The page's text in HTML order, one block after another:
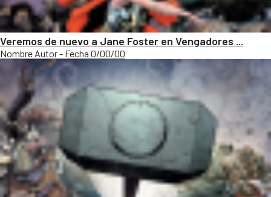
Veremos de nuevo a Jane Foster en Vengadores ...
Nombre Autor - Fecha 0/00/00